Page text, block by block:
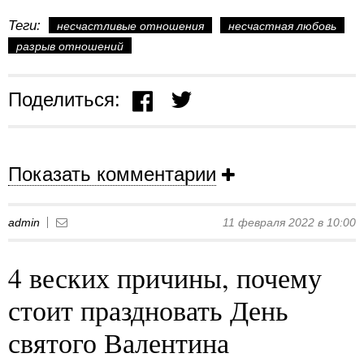
Теги: несчастливые отношения
несчастная любовь
разрыв отношений
Поделиться:
Показать комментарии
admin 11 февраля 2022 в 10:00
4 веских причины, почему
стоит праздновать День
святого Валентина